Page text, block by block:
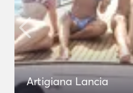
Artigiana Lancia